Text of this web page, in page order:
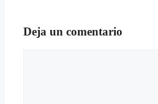
Deja un comentario